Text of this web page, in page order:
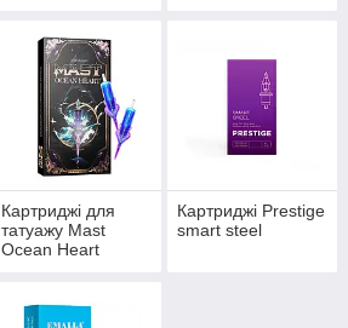
Картриджі для
татуажу Mast
Ocean Heart
Картриджі Prestige
smart steel